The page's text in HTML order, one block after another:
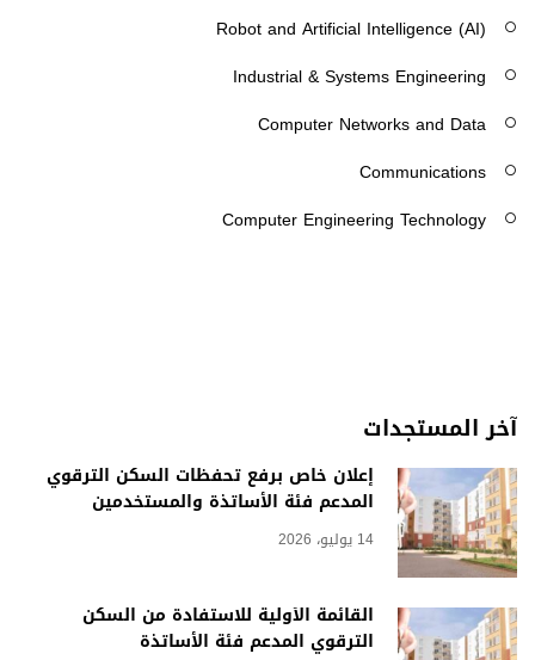
Robot and Artificial Intelligence (AI)
Industrial & Systems Engineering
Computer Networks and Data
Communications
Computer Engineering Technology
آخر المستجدات
إعلان خاص برفع تحفظات السكن الترقوي
المدعم فئة الأساتذة والمستخدمين
14 يوليو، 2026
القائمة الأولية للاستفادة من السكن
الترقوي المدعم فئة الأساتذة